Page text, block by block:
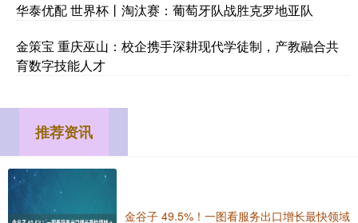
华泰优配 世界杯丨淘汰赛：葡萄牙队战胜克罗地亚队
金策宝 重庆巫山：校企携手深耕现代学徒制，产教融合共
育数字技能人才
推荐资讯
金谷子 49.5%！一图看服务出口增长最快领域